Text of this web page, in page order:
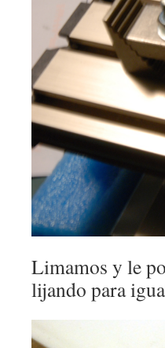
Limamos y le
lijando para